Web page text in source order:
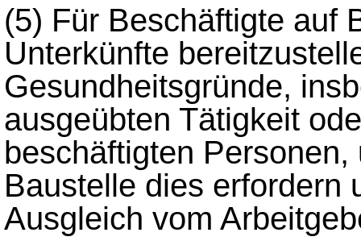
(5) Für Beschäftigte auf
Unterkünfte
Gesundheitsgründe,
ausgeübten Tätigkeit
beschäftigten
Baustelle dies erfordern
Ausgleich vom